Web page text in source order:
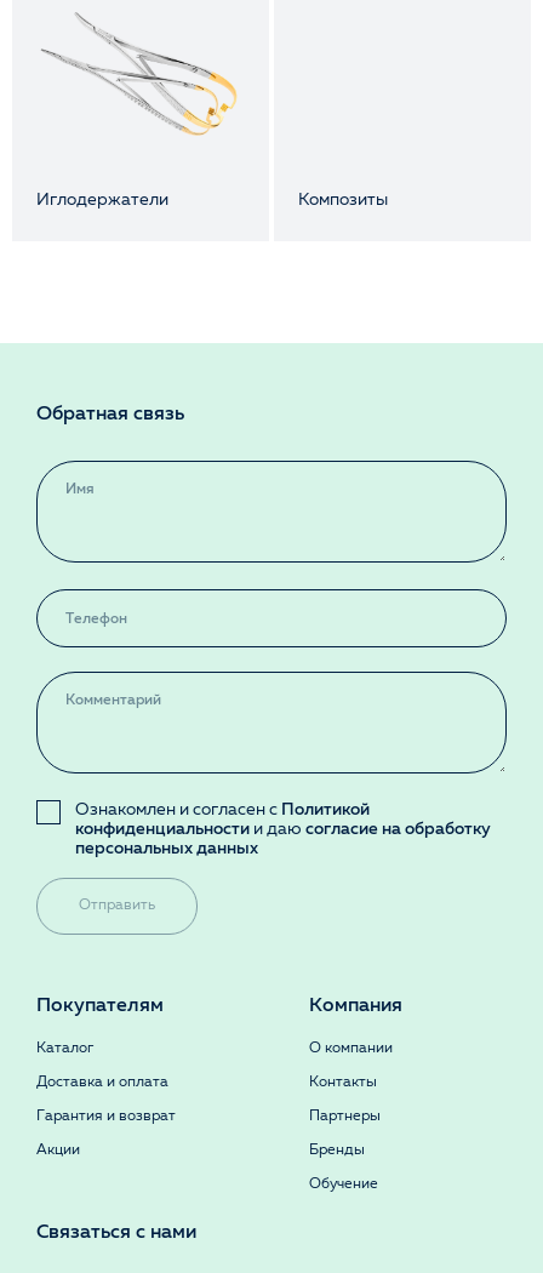
Иглодержатели Композиты
Обратная связь
Ознакомлен и согласен с Политикой
конфиденциальности и даю согласие на обработку
персональных данных
Отправить
Покупателям
Каталог
Доставка и оплата
Гарантия и возврат
Акции
Компания
О компании
Контакты
Партнеры
Бренды
Обучение
Связаться с нами